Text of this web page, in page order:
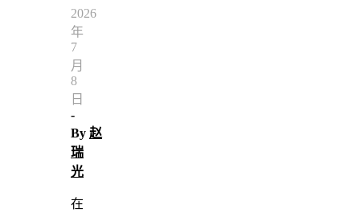
2026
年
7
月
8
日
-
By 赵
瑞
光
在